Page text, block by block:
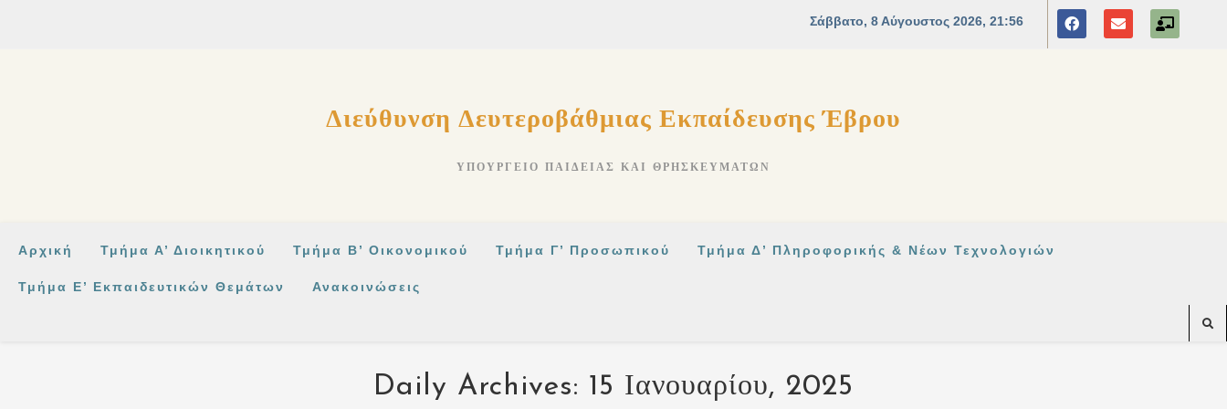
Διεύθυνση Δευτεροβάθμιας Εκπαίδευσης Έβρου
ΥΠΟΥΡΓΕΊΟ ΠΑΙΔΕΊΑΣ ΚΑΙ ΘΡΗΣΚΕΥΜΆΤΩΝ
Αρχική Τμήμα Α’ Διοικητικού Τμήμα Β’ Οικονομικού Τμήμα Γ’ Προσωπικού Τμήμα Δ’ Πληροφορικής & Νέων Τεχνολογιών
Τμήμα Ε’ Εκπαιδευτικών Θεμάτων Ανακοινώσεις
Daily Archives: 15 Ιανουαρίου, 2025